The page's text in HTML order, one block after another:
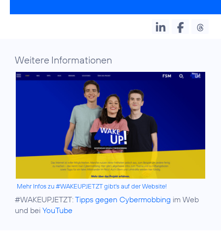
Weitere Informationen
Mehr Infos zu #WAKEUPJETZT gibt's auf der Website!
#WAKEUPJETZT:Tipps gegen Cybermobbing im Web
und bei YouTube